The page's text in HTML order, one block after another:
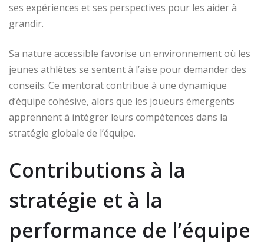
ses expériences et ses perspectives pour les aider à
grandir.
Sa nature accessible favorise un environnement où les
jeunes athlètes se sentent à l’aise pour demander des
conseils. Ce mentorat contribue à une dynamique
d’équipe cohésive, alors que les joueurs émergents
apprennent à intégrer leurs compétences dans la
stratégie globale de l’équipe.
Contributions à la
stratégie et à la
performance de l’équipe